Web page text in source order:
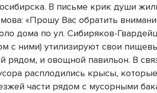
В письме крик души
«Прошу Вас обратить
дома по ул. Сибиряков-
с ними) утилизируют свои
рядом, и овощной павильон. В
расплодились крысы,
части рядом с мусорными